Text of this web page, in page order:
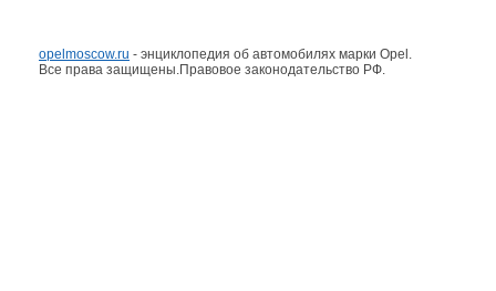
opelmoscow.ru - энциклопедия об автомобилях марки Opel.
Все права защищены.Правовое законодательство РФ.